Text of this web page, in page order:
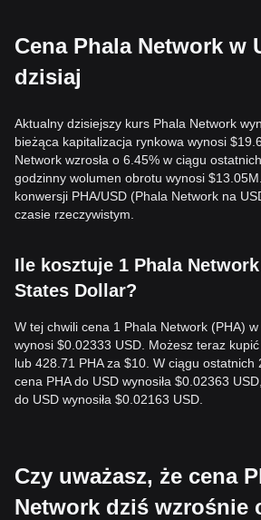
Cena Phala Network w
dzisiaj
Aktualny dzisiejszy kurs Phala Network
bieżąca kapitalizacja rynkowa wynosi
Network wzrosła o 6.45% w ciągu
godzinny wolumen obrotu wynosi
konwersji PHA/USD (Phala Network na
czasie rzeczywistym.
Ile kosztuje 1 Phala
States Dollar?
W tej chwili cena 1 Phala Network (PHA)
wynosi $0.02333 USD. Możesz teraz
lub 428.71 PHA za $10. W ciągu ostatnich
cena PHA do USD wynosiła $0.02363
do USD wynosiła $0.02163 USD.
Czy uważasz, że cena
Network dziś wzrośnie